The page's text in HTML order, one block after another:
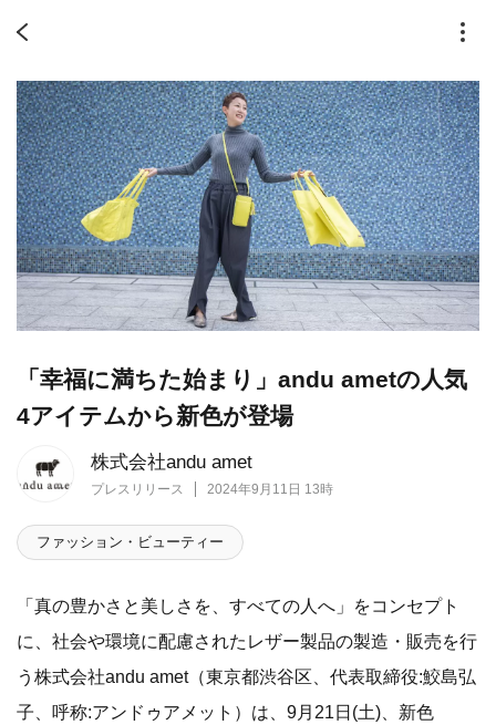
株式会社andu amet
プレスリリース 2024年9月11日 13時
「幸福に満ちた始まり」andu ametの人気
4アイテムから新色が登場
ファッション・ビューティー
「真の豊かさと美しさを、すべての人へ」をコンセプト
に、社会や環境に配慮されたレザー製品の製造・販売を行
う株式会社andu amet（東京都渋谷区、代表取締役:鮫島弘
子、呼称:アンドゥアメット）は、9月21日(土)、新色